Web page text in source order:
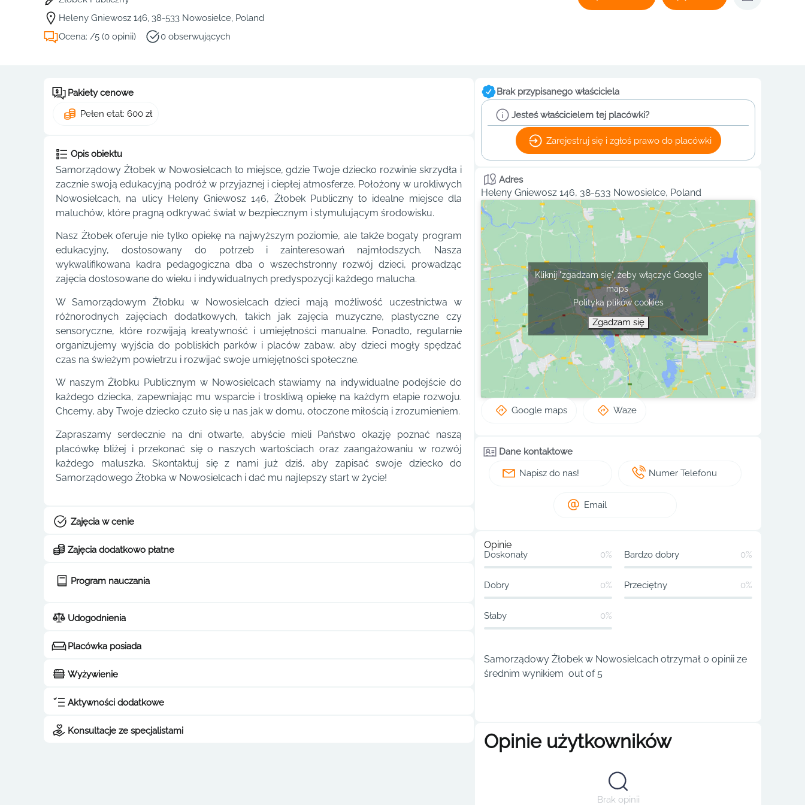
Heleny Gniewosz 146, 38-533 Nowosielce, Poland
Ocena: /5 (0 opinii)
0 obserwujących
Pakiety cenowe
Pełen etat: 600 zł
Opis obiektu
Samorządowy Żłobek w Nowosielcach to miejsce, gdzie Twoje dziecko rozwinie skrzydła i
zacznie swoją edukacyjną podróż w przyjaznej i ciepłej atmosferze. Położony w urokliwych
Nowosielcach, na ulicy Heleny Gniewosz 146, Żłobek Publiczny to idealne miejsce dla
maluchów, które pragną odkrywać świat w bezpiecznym i stymulującym środowisku.
Nasz Żłobek oferuje nie tylko opiekę na najwyższym poziomie, ale także bogaty program
edukacyjny, dostosowany do potrzeb i zainteresowań najmłodszych. Nasza
wykwalifikowana kadra pedagogiczna dba o wszechstronny rozwój dzieci, prowadząc
zajęcia dostosowane do wieku i indywidualnych predyspozycji każdego malucha.
W Samorządowym Żłobku w Nowosielcach dzieci mają możliwość uczestnictwa w
różnorodnych zajęciach dodatkowych, takich jak zajęcia muzyczne, plastyczne czy
sensoryczne, które rozwijają kreatywność i umiejętności manualne. Ponadto, regularnie
organizujemy wyjścia do pobliskich parków i placów zabaw, aby dzieci mogły spędzać
czas na świeżym powietrzu i rozwijać swoje umiejętności społeczne.
W naszym Żłobku Publicznym w Nowosielcach stawiamy na indywidualne podejście do
każdego dziecka, zapewniając mu wsparcie i troskliwą opiekę na każdym etapie rozwoju.
Chcemy, aby Twoje dziecko czuło się u nas jak w domu, otoczone miłością i zrozumieniem.
Zapraszamy serdecznie na dni otwarte, abyście mieli Państwo okazję poznać naszą
placówkę bliżej i przekonać się o naszych wartościach oraz zaangażowaniu w rozwój
każdego maluszka. Skontaktuj się z nami już dziś, aby zapisać swoje dziecko do
Samorządowego Żłobka w Nowosielcach i dać mu najlepszy start w życie!
Zajęcia w cenie
Zajęcia dodatkowo płatne
Program nauczania
Udogodnienia
Placówka posiada
Wyżywienie
Aktywności dodatkowe
Konsultacje ze specjalistami
Brak przypisanego właściciela
Jesteś właścicielem tej placówki?
Zarejestruj się i zgłoś prawo do placówki
Adres
Heleny Gniewosz 146, 38-533 Nowosielce, Poland
Kliknij "zgadzam się", żeby włączyć Google
maps
Polityka plików cookies
Zgadzam się
Google maps Waze
Dane kontaktowe
Napisz do nas!
Numer Telefonu
Email
Opinie
Doskonały 0% Bardzo dobry 0%
Dobry 0% Przeciętny 0%
Słaby 0%
Samorządowy Żłobek w Nowosielcach otrzymał 0 opinii ze
średnim wynikiem out of 5
Opinie użytkowników
Brak opinii